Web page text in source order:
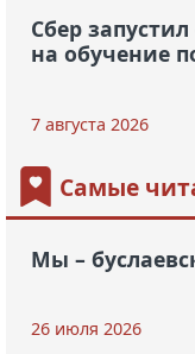
Сбер
на обучение
7 августа 2026
Самые
Мы –
26 июля 2026